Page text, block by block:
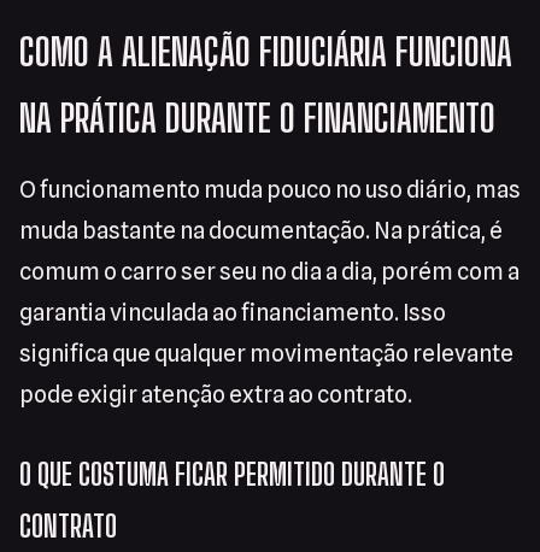
COMO A ALIENAÇÃO FIDUCIÁRIA FUNCIONA
NA PRÁTICA DURANTE O FINANCIAMENTO
O funcionamento muda pouco no uso diário, mas
muda bastante na documentação. Na prática, é
comum o carro ser seu no dia a dia, porém com a
garantia vinculada ao financiamento. Isso
significa que qualquer movimentação relevante
pode exigir atenção extra ao contrato.
O QUE COSTUMA FICAR PERMITIDO DURANTE O
CONTRATO